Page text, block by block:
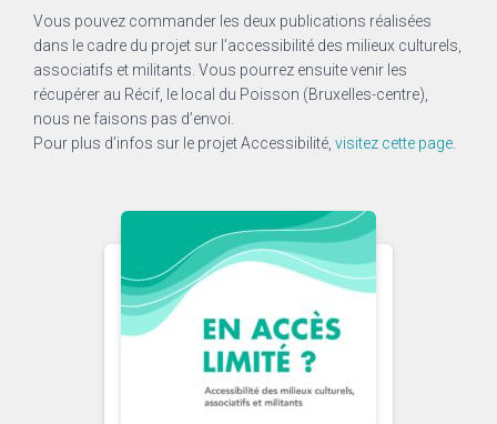
Vous pouvez commander les deux publications réalisées
dans le cadre du projet sur l’accessibilité des milieux culturels,
associatifs et militants. Vous pourrez ensuite venir les
récupérer au Récif, le local du Poisson (Bruxelles-centre),
nous ne faisons pas d’envoi.
Pour plus d’infos sur le projet Accessibilité, visitez cette page